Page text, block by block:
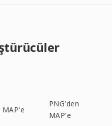
MAP'e
PNG'den
MAP'e